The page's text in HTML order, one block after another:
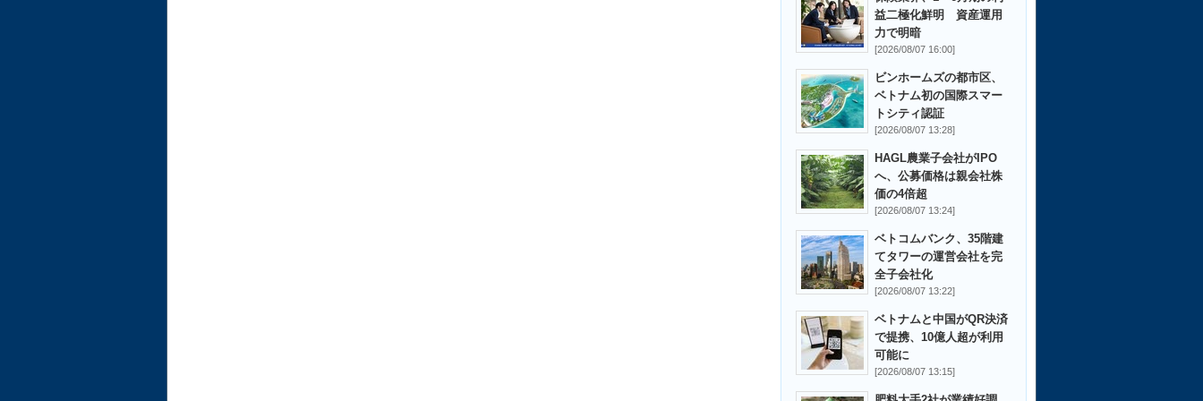
益二極化鮮明 資産運用
力で明暗
[2026/08/07 16:00]
ビンホームズの都市区、
ベトナム初の国際スマー
トシティ認証
[2026/08/07 13:28]
HAGL農業子会社がIPO
へ、公募価格は親会社株
価の4倍超
[2026/08/07 13:24]
ベトコムバンク、35階建
てタワーの運営会社を完
全子会社化
[2026/08/07 13:22]
ベトナムと中国がQR決済
で提携、10億人超が利用
可能に
[2026/08/07 13:15]